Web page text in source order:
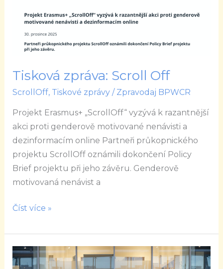
Tisková zpráva: Scroll Off
ScrollOff, Tiskové zprávy/ Zpravodaj BPWCR
Projekt Erasmus+ „ScrollOff“ vyzývá k razantnější
akci proti genderově motivované nenávisti a
dezinformacím online Partneři průkopnického
projektu ScrollOff oznámili dokončení Policy
Brief projektu při jeho závěru. Genderově
motivovaná nenávist a
Číst více »
Nedělme
svět